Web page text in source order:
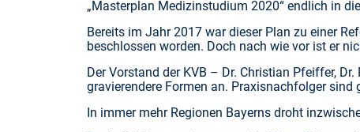
„Masterplan Medizinstudium 2020“ endlich in
Bereits im Jahr 2017 war dieser Plan zu einer
beschlossen worden. Doch nach wie vor ist er
Der Vorstand der KVB – Dr. Christian Pfeiffer,
gravierendere Formen an. Praxisnachfolger
In immer mehr Regionen Bayerns droht